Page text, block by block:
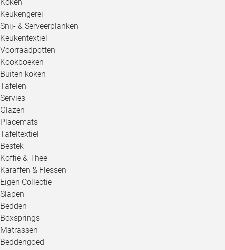
Keukengerei
Snij- & Serveerplanken
Keukentextiel
Voorraadpotten
Kookboeken
Buiten koken
Tafelen
Servies
Glazen
Placemats
Tafeltextiel
Bestek
Koffie & Thee
Karaffen & Flessen
Eigen Collectie
Slapen
Bedden
Boxsprings
Matrassen
Beddengoed